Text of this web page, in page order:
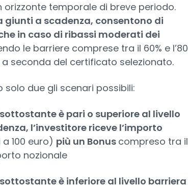
orizzonte temporale di breve periodo.
giunti a scadenza, consentono di
in caso di ribassi moderati dei
le barriere comprese tra il 60% e
a seconda del certificato selezionato.
solo due gli scenari possibili:
è pari o superiore al livello
l’investitore riceve l’importo
100 euro) più un Bonus compreso tra
nozionale
è inferiore al livello